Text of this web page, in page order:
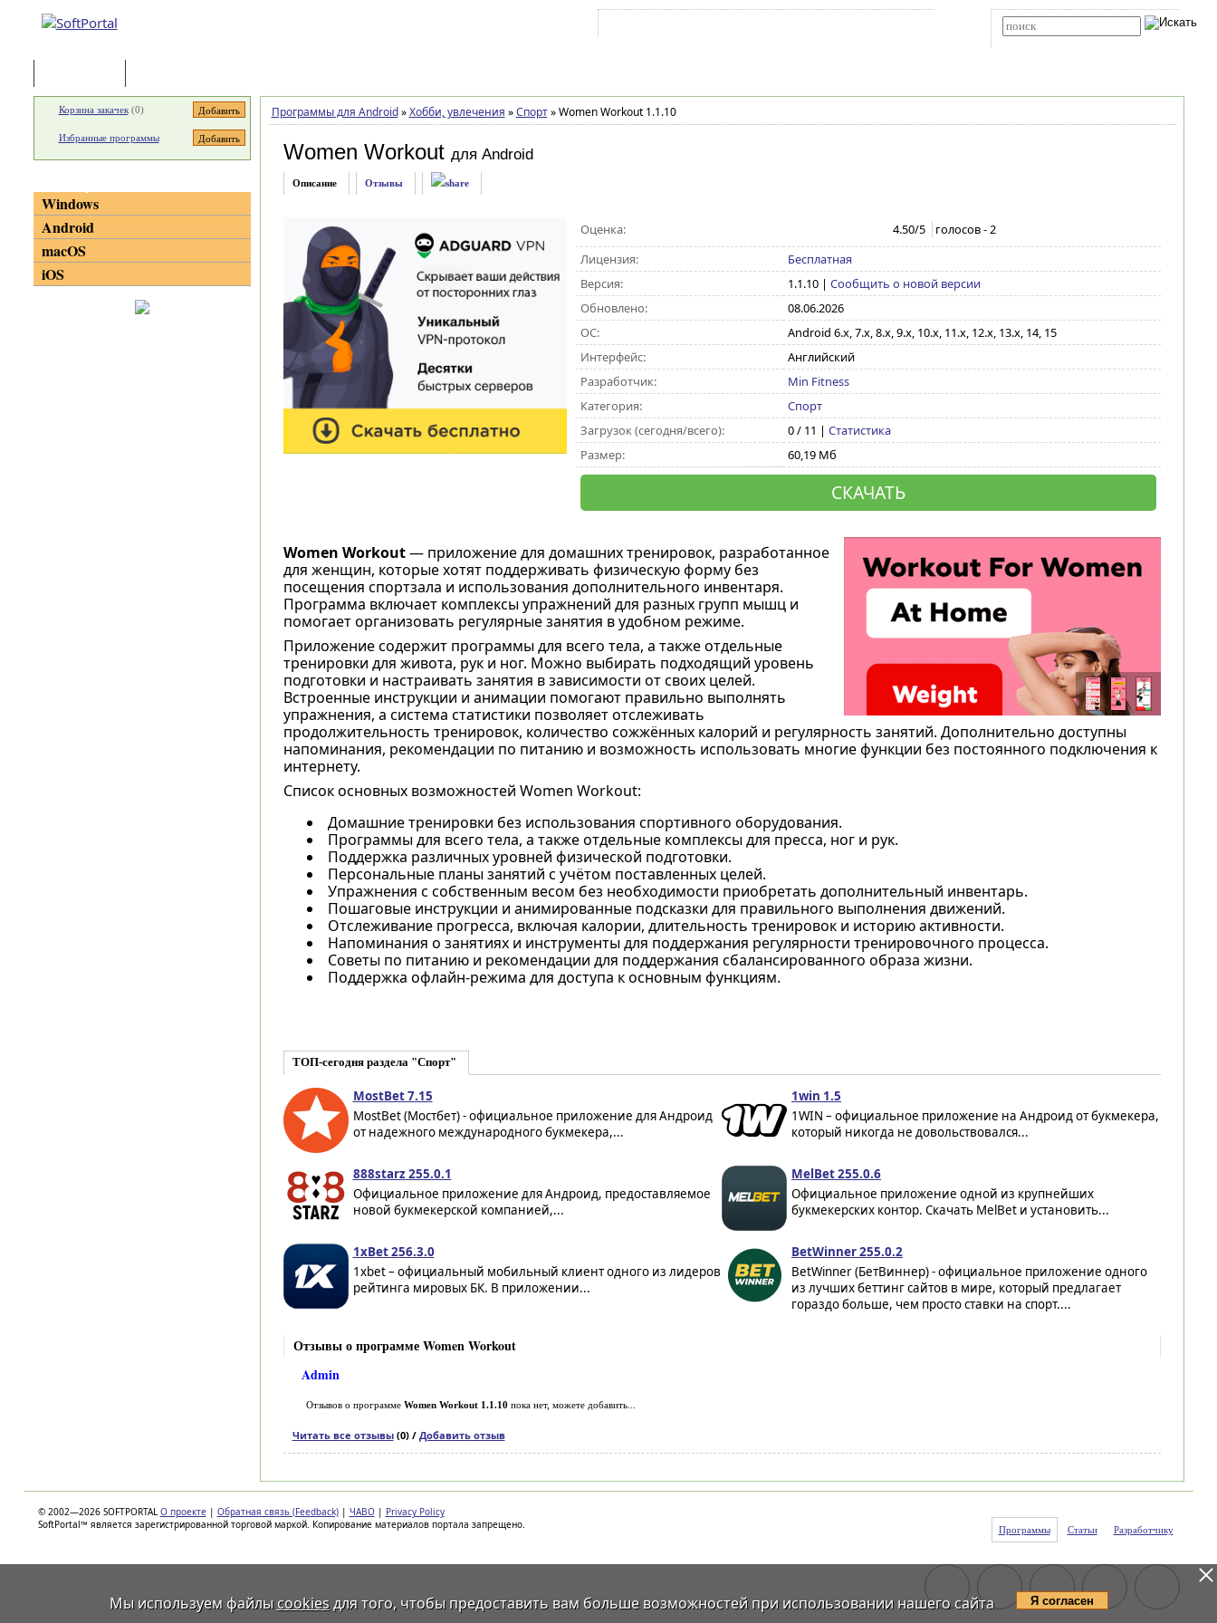
Программы для Android » Хобби, увлечения » Спорт »Women Workout 1.1.10
Women Workout для Android
Описание Отзывы
Оценка: 4.50/5 голосов -2
Лицензия:
Бесплатная
Версия:
1.1.10| Сообщить о новой версии
Обновлено:
08.06.2026
ОС:
Android 6.x, 7.x, 8.x, 9.x, 10.x, 11.x, 12.x, 13.x, 14, 15
Интерфейс:
Английский
Разработчик:
Min Fitness
Категория:
Спорт
Загрузок (сегодня/всего):
0 / 11 | Статистика
Размер:
60,19 Мб
СКАЧАТЬ
Women Workout— приложение для домашних тренировок, разработанное
для женщин, которые хотят поддерживать физическую форму без
посещения спортзала и использования дополнительного инвентаря.
Программа включает комплексы упражнений для разных групп мышц и
помогает организовать регулярные занятия в удобном режиме.
Приложение содержит программы для всего тела, а также отдельные
тренировки для живота, рук и ног. Можно выбирать подходящий уровень
подготовки и настраивать занятия в зависимости от своих целей.
Встроенные инструкции и анимации помогают правильно выполнять
упражнения, а система статистики позволяет отслеживать
продолжительность тренировок, количество сожжённых калорий и регулярность занятий. Дополнительно доступны
напоминания, рекомендации по питанию и возможность использовать многие функции без постоянного подключения к
интернету.
Список основных возможностей Women Workout:
Домашние тренировки без использования спортивного оборудования.
Программы для всего тела, а также отдельные комплексы для пресса, ног и рук.
Поддержка различных уровней физической подготовки.
Персональные планы занятий с учётом поставленных целей.
Упражнения с собственным весом без необходимости приобретать дополнительный инвентарь.
Пошаговые инструкции и анимированные подсказки для правильного выполнения движений.
Отслеживание прогресса, включая калории, длительность тренировок и историю активности.
Напоминания о занятиях и инструменты для поддержания регулярности тренировочного процесса.
Советы по питанию и рекомендации для поддержания сбалансированного образа жизни.
Поддержка офлайн-режима для доступа к основным функциям.
ТОП-сегодня раздела "Спорт"
MostBet 7.15
MostBet (Мостбет) - официальное приложение для Андроид
от надежного международного букмекера,...
1win 1.5
1WIN – официальное приложение на Андроид от букмекера,
который никогда не довольствовался...
888starz 255.0.1
Официальное приложение для Андроид, предоставляемое
новой букмекерской компанией,...
MelBet 255.0.6
Официальное приложение одной из крупнейших
букмекерских контор. Скачать MelBet и установить...
1xBet 256.3.0
1xbet – официальный мобильный клиент одного из лидеров
рейтинга мировых БК. В приложении...
BetWinner 255.0.2
BetWinner (БетВиннер) - официальное приложение одного
из лучших беттинг сайтов в мире, который предлагает
гораздо больше, чем просто ставки на спорт....
Отзывы о программе Women Workout
Admin
Отзывов о программе Women Workout 1.1.10 пока нет, можете добавить...
Читать все отзывы(0) / Добавить отзыв
Корзина закачек(0)
Избранные программы
Windows
Android
macOS
iOS
© 2002—2026 SOFTPORTAL О проекте | Обратная связь (Feedback) | ЧАВО | Privacy Policy
SoftPortal™ является зарегистрированной торговой маркой. Копирование материалов портала запрещено.
Программы Статьи Разработчику
Мы используем файлы cookiesдля того, чтобы предоставить вам больше возможностей при использовании нашего сайта